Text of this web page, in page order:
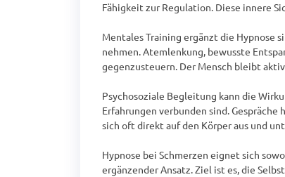
Fähigkeit zur Regulation. Diese innere
Mentales Training ergänzt die Hypnose
nehmen. Atemlenkung, bewusste
gegenzusteuern. Der Mensch bleibt
Psychosoziale Begleitung kann die
Erfahrungen verbunden sind.
sich oft direkt auf den Körper aus und
Hypnose bei Schmerzen eignet sich
ergänzender Ansatz. Ziel ist es, die